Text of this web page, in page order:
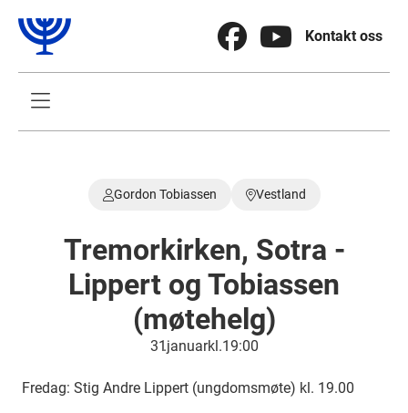
  Kontakt oss

Gordon Tobiassen Vestland
Tremorkirken, Sotra -
Lippert og Tobiassen
(møtehelg)
31.januarkl.19:00
Fredag: Stig Andre Lippert (ungdomsmøte) kl. 19.00